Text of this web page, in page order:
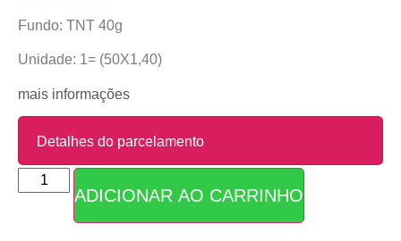
Fundo: TNT 40g
Unidade: 1= (50X1,40)
mais informações
Detalhes do parcelamento
Parcelas:ADICIONAR AO CARRINHO